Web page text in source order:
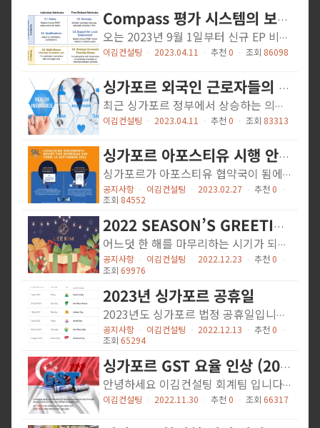
Compass 평가 시스템의 보너스 항목 기준 발표 (2023-04-05)
오는 2023년 9월 1일부터 신규 EP 비자 신청자들에게 새로운 점수 기반의 평가 시스템 (Compass)이 도입되고, 이에 따라 신청자들은 아래의 새 평가 시스템의 네 가지 기본 항목과 보너스 항목의 점수를 바탕으로 승인 여부가 갈리게 됩니다. 그리고 두 가지 보너스 항목에 대한 기준은 다음과 같습니다. 우선 C5. Skills Bonus는 싱가포르에 내에 부족한 기술 인력을 지닌 직종에 종사하는 신청자에 주는 보너스입니다. 보너스를 받는 직종은 6개로 Agritech, Financial Services, Green Economy, Healthcare, Infocomm Technology, Maritime이며, 이 직종들 아래로 27개의 직업이 보너스 점수를 받는 것으로 공개되었습니다. 이로써 이에 해당하는 지원자는 최대 20점의 보너스 점수를 받을 수 있게 되었습니다. 해당 직업은 아래와 같습니다. Agritech 1 Alternative protein food application scientist 2 Novel food biotechnologist Financial Services 3 Financial/investment adviser (ultra-high/high net worth, family office & philanthropy) Green Economy 4 Carbon project/program manager 5 Carbon standards and methodology analyst 6 Carbon trader 7 Carbon verification and audit specialist Healthcare 8 Clinical psychologist 9 Diagnostic radiographer 10 Occupational therapist 11 Physiotherapist 12 Registered nurse Infocomm Technology 13 AI scientist/engineer 14 Applications/systems programmer 15 Cloud specialist 16 Cyber risk specialist 17 Cybersecurity architect 18 Cybersecurity operations specialist 19 Data scientist 20 Digital forensics specialist 21 Penetration testing specialist 22 Product manager (digital) 23 Software and applications manager (technical lead/supervisor)...
이김컨설팅 ㆍ 2023.04.11 ㆍ 추천 0 ㆍ 조회 86098
싱가포르 외국인 근로자들의 의료보험 제도 변경 (2023-04-04)
최근 싱가포르 정부에서 상승하는 의료비에 대한 고용주의 지출 부담 감소를 목적으로 WP 및 SP 비자 소지자들에게 제공되는 최소 의료보험 제도가 변경된다고 밝혔습니다. 이 제도는 2023년 7월 1일과 2025년 7월 1일 두 단계에 걸쳐 적용되며, 변경 사항은 이후에 시작되는 보험 계약, 갱신 또는 연장에 모두 적용됩니다. [1단계] 2023년 7월 1일 이후 시작하는 보험 계약에 적용 기존 고용주가 외국인 근로자들에게 연간 청구 한도가 15,000 달러인 의료보험을 제공해야 했던 것에 더하여 오는 2023년 7월 1일 이후부터는 이 한도를 60,000 달러로 인상할 예정이라고 발표하였습니다. 그리고 새로운 지침에 따르면 청구 금액이 15,000 달러를 초과하는 경우 고용주와 보험사가 25%와 75%씩 부담하게 됩니다. 매년 1,000여 명 이상의 고용주가 현재 15,000 달러 한도보다 큰 의료비를 부담하고 있다는 정부의 지적을 반영하여 MOM은 이러한 변경으로 고용주들의 부담을 덜어 줄 수 있을 것이라 예상하고 있습니다. [2단계] 2025년 7월 1일 이후 시작하는 보험 계약에 적용 한편 2단계인 2025년 7월부터는 노동 비자 소지자들에게 제공되는 최소 의료보험에 아래의 세 가지 항목이 새롭게 보험 약관에 포함됩니다. (1) 제외 조항의 표준화 허용 가능한 제외 조항을 표준화함으로써 고용주와 근로자들은 보상 범위와 이에 대한 청구를 더욱 명확하게 파악할 수 있을 것으로 봅니다. (2) 연령에 따른 보험료 차등 적용 50세를 기준으로 연령별 보험료가 도입됩니다. 이에 따라 보험사는 50세 이하 근로자와 50세 이상 근로자를 대상으로 보험료를 차등 적용하게 됩니다. (3)...
이김컨설팅 ㆍ 2023.04.11 ㆍ 추천 0 ㆍ 조회 83313
싱가포르 아포스티유 시행 안내문
싱가포르가 아포스티유 협약국이 됨에 따라 2021년 9월 16일 부터 싱가포르에서 발급된 서류에 대한 공증 절차가 하기와 같이 변경 운영되고 있음을 알려드립니다. 변경 전 (4단계) 공증 사무소(Notary Public) 공증 → 싱가포르 법률 아카데미(Singapore Academy of Law) 공증 → 외교부(Ministry of Foreign Affairs Singapore) 확인 -> 대사관 영사 확인 변경 후 (2단계)공증 사무소(Notary Public) 공증 -> 싱가포르 법률 아카데미(Singapore Academy of Law) 아포스티유 외교부 및 대사관 영사 확인 절차가 생략되어 서류 공증 절차가 간소화 되었습니다. 관련 내용 하기 링크로 보내드리오니 참고하여 주시기 바랍니다. 싱가포르 아포스티유 접수기관(SAL) 홈페이지 링크 ( Our Service -> Legalisation 참고 ) ※ 싱가포르 법률 아카데미 아포스티유 시행 안내 https://www.mlaw.gov.sg/news/announcements/2021-09-16-apostille-convention-enters-into-force-for-singapore ※ 주싱가포르 한국대사관 영사확인 절차 변경 안내 https://overseas.mofa.go.kr/sg-ko/brd/m_2517/view.do?seq=1254274&page=1 아포스티유 관련 문의 및 진행을 원하시면 하기로 연락주시기 바랍니다 이김컨설팅 법인팀 이메일 : Corporate@leekimalliance.com 채널톡 : leekim.channel.io 연락처 : +65-6633-5051 (싱가포르에서 걸때), +070-4327-3950 (한국에서 걸때) 감사합니다.
공지사항 ㆍ 이김컨설팅 ㆍ 2023.02.27 ㆍ 추천 0 ㆍ
조회 84552
2022 SEASON’S GREETINGS FROM THE ENTIRE TEAM AT LEE KIM
어느덧 한 해를 마무리하는 시기가 되었습니다. 올 한 해에도 이김 컨설팅에 많은 사랑을 보내주신 고객 여러분께 감사의 인사를 드립니다. 2023 계묘년을 맞아 더 높이, 더 멀리 도약하는 힘찬 한 해 되시길 기원합니다. 따뜻한 성탄절, 뜻깊은 연말 보내시기 바랍니다. We hope that 2022 has been a wonderful year for you and your business. Thanks for all your support and valuable association with us. Wishing you a new year full of greatest success and prosperity. Merry Christmas & Happy New Year.
공지사항 ㆍ 이김컨설팅 ㆍ 2022.12.23 ㆍ 추천 0 ㆍ
조회 69976
2023년 싱가포르 공휴일
2023년도 싱가포르 법정 공휴일입니다. 업무의 참조 하시기 바랍니다. 1 January 2023 Sunday New Year's DayMonday, 2 January 2023, will be a public holiday. 22 January 2023 23 January 2023 Sunday Monday Chinese New YearTuesday, 24 January 2023, will be a public holiday. 7 April 2023 Friday Good Friday 22 April 2023 Saturday Hari Raya Puasa 1 May 2023 Monday Labour Day 2 June 2023 Friday Vesak Day 29 June 2023 Thursday Hari Raya Haji 9 August 2023 Wednesday National Day 12 November 2023 Sunday DeepavaliMonday, 13 November 2023, will be a public holiday. 25 December 2023 Monday Christmas Day Add 2023 public holidays to your calendar #2023년 싱가포르 법정 공휴일 #이김컨설팅 #싱가포르법인설립 #싱가포르회계감사법 출처: 싱가포르 노동부 https://www.mom.gov.sg/employment-practices/public-holidays
공지사항 ㆍ 이김컨설팅 ㆍ 2022.12.13 ㆍ 추천 0 ㆍ
조회 65294
싱가포르 GST 요율 인상 (2023년 1월 1일부터)
안녕하세요 이김컨설팅 회계팀 입니다. 싱가포르 재정부의 발표에 따라 GST 요율이 2023년, 2024년 두 차례에 걸쳐 인상 되어 하기와 같이 안내드립니다. 2023년 1월 1일부로 7% → 8% 인상 2024년 1월 1일부로 8% → 9% 인상 따라서 GST 등록 사업체는 Invoicing 및 회계 시스템을 업데이트하고 GST 인상이 미치는 영향을 고객에게 명확하게 전달하는 등 다가오는 세율 변경에 적절히 대비해야 합니다. 법인측에서 준비해야하는 사항으로는 다음과 같습니다. 2023년 1월 1일부터 발생되는 모든 상품 또는 서비스 공급에 대해 8%의 GST를 부과해야 합니다. Accounting / Invoicing / Sales 시스템 업데이트 홈페이지와 같이 고객이 금액을 확인 할 수 있는 사이트 업데이트 POS 시스템 업데이트 계약 체결 또는 갱신 전 공급 업체와 GST 요율 확인 및 검토 등 예를 들어 2023년 1월 1일에 송장을 발행하여 공급에 대한 대금을 받는 경우 GST를 8%로 계산해야합니다. 구분 내용 인보이스 (청구서) 발급은 2022년 12월 31일 이전, 서비스 또는 상품의 공급이 2022년 12월 31일 이전의 경우 ▶ 인보이스 발행시 GST 7% 인보이스 (청구서) 발급은 2022년 12월 31일 이전, 서비스 또는 상품의 공급이 2022년 12월 31일 이후의 경우 ▶ 인보이스 발행시 GST 8% 인보이스 (청구서) 발급은 2022년 12월 31일 이후, 서비스 또는 상품의 공급이 2022년 12월 31일 이후의 경우 ▶ 인보이스 발행시 GST 8% GST 요율 인상 관련하여 IRAS 안내문 및 관련 링크 보내드리니 참고해...
이김컨설팅 ㆍ 2022.11.30 ㆍ 추천 0 ㆍ 조회 66317